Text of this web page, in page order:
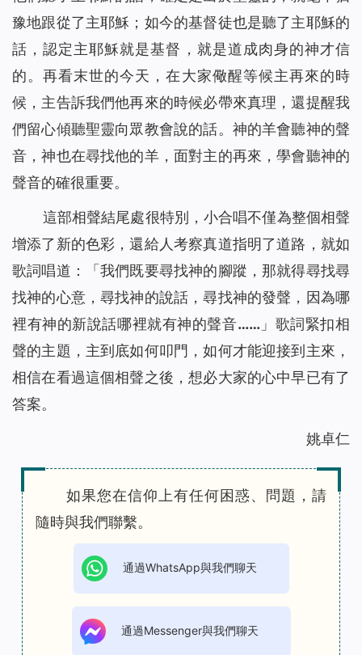
豫地跟從了主耶穌；如今的基督徒也是聽了主耶穌的
話，認定主耶穌就是基督，就是道成肉身的神才信
的。再看末世的今天，在大家儆醒等候主再來的時
候，主告訴我們他再來的時候必帶來真理，還提醒我
們留心傾聽聖靈向眾教會說的話。神的羊會聽神的聲
音，神也在尋找他的羊，面對主的再來，學會聽神的
聲音的確很重要。
這部相聲結尾處很特別，小合唱不僅為整個相聲
增添了新的色彩，還給人考察真道指明了道路，就如
歌詞唱道：「我們既要尋找神的腳蹤，那就得尋找尋
找神的心意，尋找神的說話，尋找神的發聲，因為哪
裡有神的新說話哪裡就有神的聲音……」歌詞緊扣相
聲的主題，主到底如何叩門，如何才能迎接到主來，
相信在看過這個相聲之後，想必大家的心中早已有了
答案。
姚卓仁
如果您在信仰上有任何困惑、問題，請
隨時與我們聯繫。
通過WhatsApp與我們聊天
通過Messenger與我們聊天